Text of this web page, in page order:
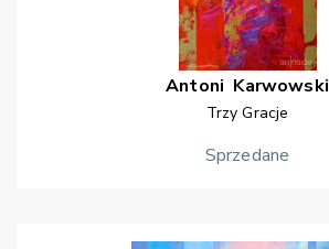
Antoni Karwowski
Trzy Gracje
Sprzedane